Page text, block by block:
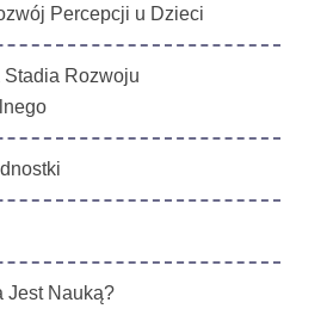
Percepcji u Dzieci
Rozwoju
Jest Nauką?